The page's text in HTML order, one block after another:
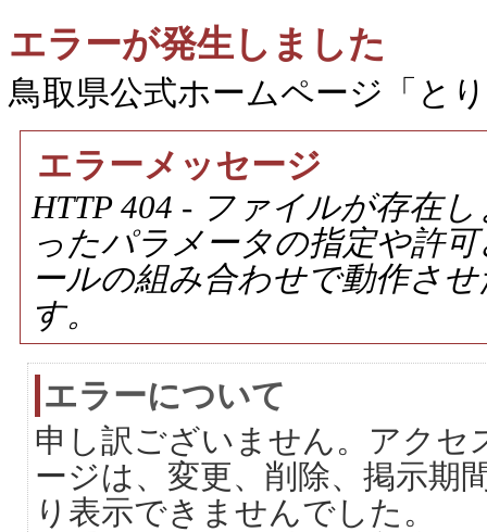
エラーが発生しました
鳥取県公式ホームページ「と
エラーメッセージ
HTTP 404 - ファイルが存在
ったパラメータの指定や許
ールの組み合わせで動作さ
す。
エラーについて
申し訳ございません。アクセ
ージは、変更、削除、掲示期
り表示できませんでした。